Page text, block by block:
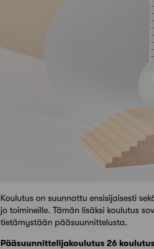
Koulutus on suunnattu ensisijaisesti
jo toimineille. Tämän lisäksi koulutus
tietämystään pääsuunnittelusta.
Pääsuunnittelijakoulutus 26